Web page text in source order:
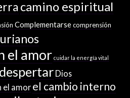
camino espiritual
Complementarsecomprensión
el amor cuidar la energía vital
despertar Dios
el amor el cambio interno